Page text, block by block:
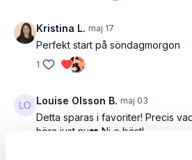
Kristina L. maj 17
Perfekt start på söndagmorgon
1
Louise Olsson B. maj 03
Detta sparas i favoriter! Precis
höra just nu❤️ Ni e bäst!